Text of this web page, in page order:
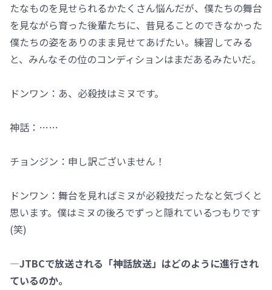
たなものを見せられるかたくさん悩んだが、僕たちの舞台
を見ながら育った後輩たちに、昔見ることのできなかった
僕たちの姿をありのまま見せてあげたい。練習してみる
と、みんなその位のコンディションはまだあるみたいだ。
ドンワン：あ、必殺技はミヌです。
神話：……
チョンジン：申し訳ございません！
ドンワン：舞台を見ればミヌが必殺技だったなと気づくと
思います。僕はミヌの後ろでずっと隠れているつもりです
(笑)
―JTBCで放送される「神話放送」はどのように進行され
ているのか。